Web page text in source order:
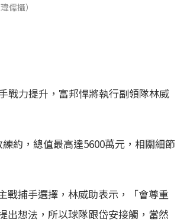
儒攝）
戰力提升，富邦悍將執行副領隊林威
約，總值最高達5600萬元，相關細節
戰捕手選擇，林威助表示，「會尊重
出想法，所以球隊跟岱安接觸，當然